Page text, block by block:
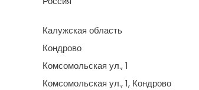
Калужская область
Кондрово
Комсомольская ул., 1
Комсомольская ул., 1, Кондрово